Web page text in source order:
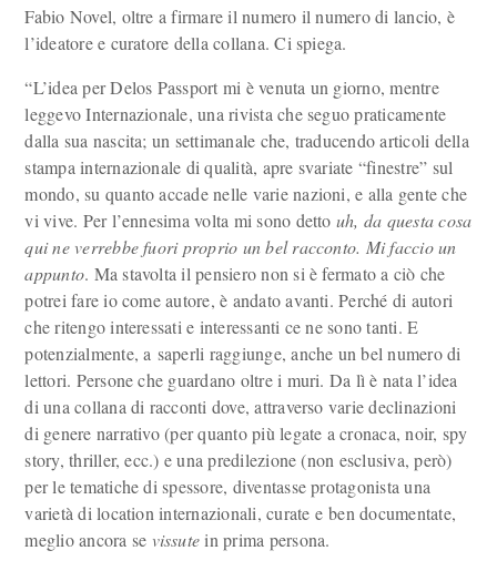
Fabio Novel, oltre a firmare il numero il numero di lancio, è
l’ideatore e curatore della collana. Ci spiega.
“L’idea per Delos Passport mi è venuta un giorno, mentre
leggevo Internazionale, una rivista che seguo praticamente
dalla sua nascita; un settimanale che, traducendo articoli della
stampa internazionale di qualità, apre svariate “finestre” sul
mondo, su quanto accade nelle varie nazioni, e alla gente che
vi vive. Per l’ennesima volta mi sono detto uh, da questa cosa
qui ne verrebbe fuori proprio un bel racconto. Mi faccio un
appunto. Ma stavolta il pensiero non si è fermato a ciò che
potrei fare io come autore, è andato avanti. Perché di autori
che ritengo interessati e interessanti ce ne sono tanti. E
potenzialmente, a saperli raggiunge, anche un bel numero di
lettori. Persone che guardano oltre i muri. Da lì è nata l’idea
di una collana di racconti dove, attraverso varie declinazioni
di genere narrativo (per quanto più legate a cronaca, noir, spy
story, thriller, ecc.) e una predilezione (non esclusiva, però)
per le tematiche di spessore, diventasse protagonista una
varietà di location internazionali, curate e ben documentate,
meglio ancora se vissutein prima persona.